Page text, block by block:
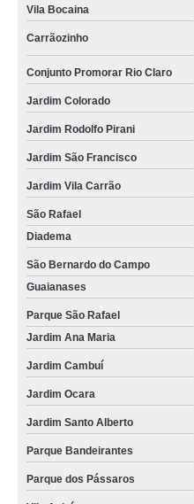
Vila Bocaina
Carrãozinho
Conjunto Promorar Rio Claro
Jardim Colorado
Jardim Rodolfo Pirani
Jardim São Francisco
Jardim Vila Carrão
São Rafael
Diadema
São Bernardo do Campo
Guaianases
Parque São Rafael
Jardim Ana Maria
Jardim Cambuí
Jardim Ocara
Jardim Santo Alberto
Parque Bandeirantes
Parque dos Pássaros